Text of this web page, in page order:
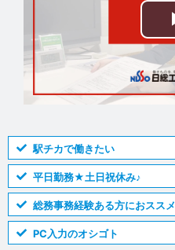
駅チカで働きたい
平日勤務★土日祝休み♪
総務事務経験ある方におススメ
PC入力のオシゴト